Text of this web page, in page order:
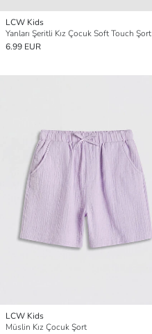
LCW Kids
Yanları Şeritli Kız Çocuk Soft Touch Şort
6.99 EUR
LCW Kids
Müslin Kız Çocuk Şort